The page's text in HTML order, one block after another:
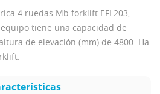
4 ruedas Mb forklift EFL203,
tiene una capacidad de
de elevación (mm) de 4800. Ha